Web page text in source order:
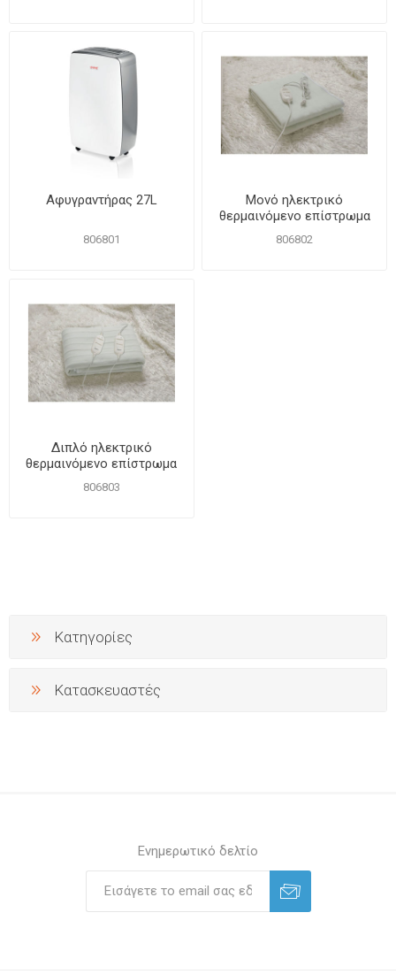
Αφυγραντήρας 27L
806801
Μονό ηλεκτρικό
θερμαινόμενο επίστρωμα
150X80CM
806802
Διπλό ηλεκτρικό
θερμαινόμενο επίστρωμα
160x140cm
806803
Κατηγορίες
Κατασκευαστές
Ενημερωτικό δελτίο